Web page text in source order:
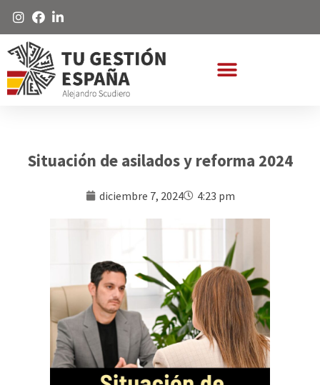
Situación de asilados y reforma 2024
diciembre 7, 2024 4:23 pm